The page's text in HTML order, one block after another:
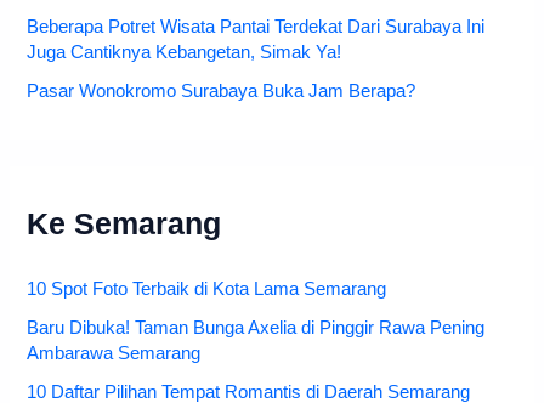
Beberapa Potret Wisata Pantai Terdekat Dari Surabaya Ini
Juga Cantiknya Kebangetan, Simak Ya!
Pasar Wonokromo Surabaya Buka Jam Berapa?
Ke Semarang
10 Spot Foto Terbaik di Kota Lama Semarang
Baru Dibuka! Taman Bunga Axelia di Pinggir Rawa Pening
Ambarawa Semarang
10 Daftar Pilihan Tempat Romantis di Daerah Semarang